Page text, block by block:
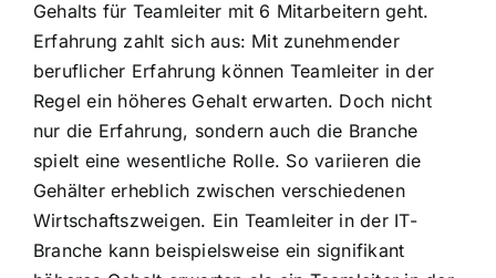
Gehalts für Teamleiter mit 6 Mitarbeitern geht.
Erfahrung zahlt sich aus: Mit zunehmender
beruflicher Erfahrung können Teamleiter in der
Regel ein höheres Gehalt erwarten. Doch nicht
nur die Erfahrung, sondern auch die Branche
spielt eine wesentliche Rolle. So variieren die
Gehälter erheblich zwischen verschiedenen
Wirtschaftszweigen. Ein Teamleiter in der IT-
Branche kann beispielsweise ein signifikant